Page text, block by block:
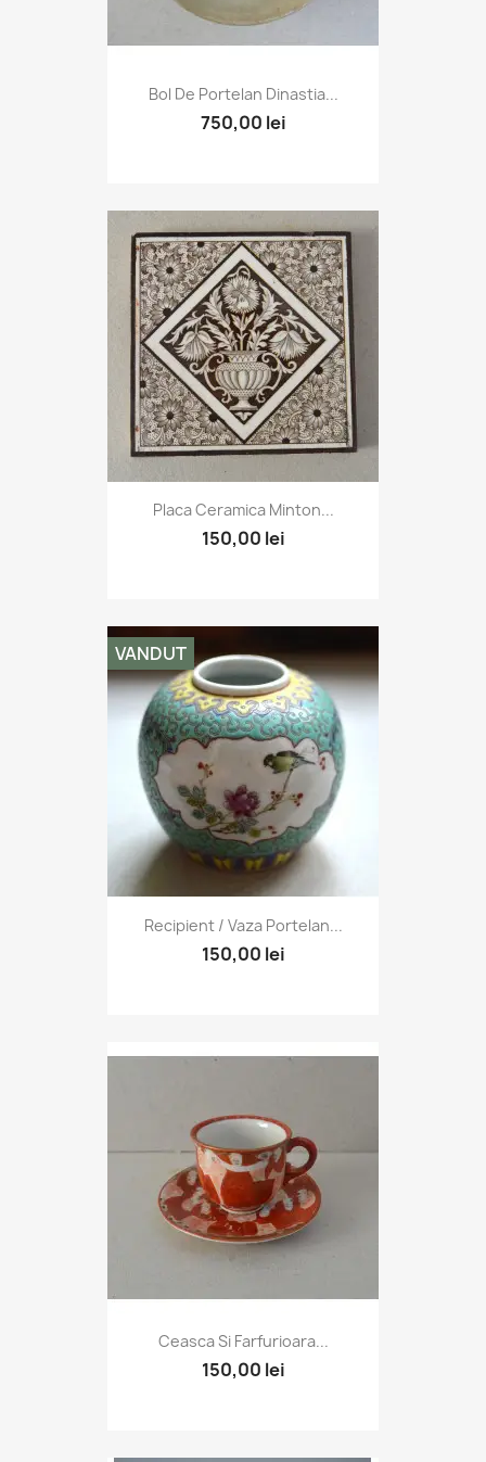
Bol De Portelan Dinastia...
750,00 lei
Placa Ceramica Minton...
150,00 lei
Recipient / Vaza Portelan...
150,00 lei
VANDUT
Ceasca Si Farfurioara...
150,00 lei